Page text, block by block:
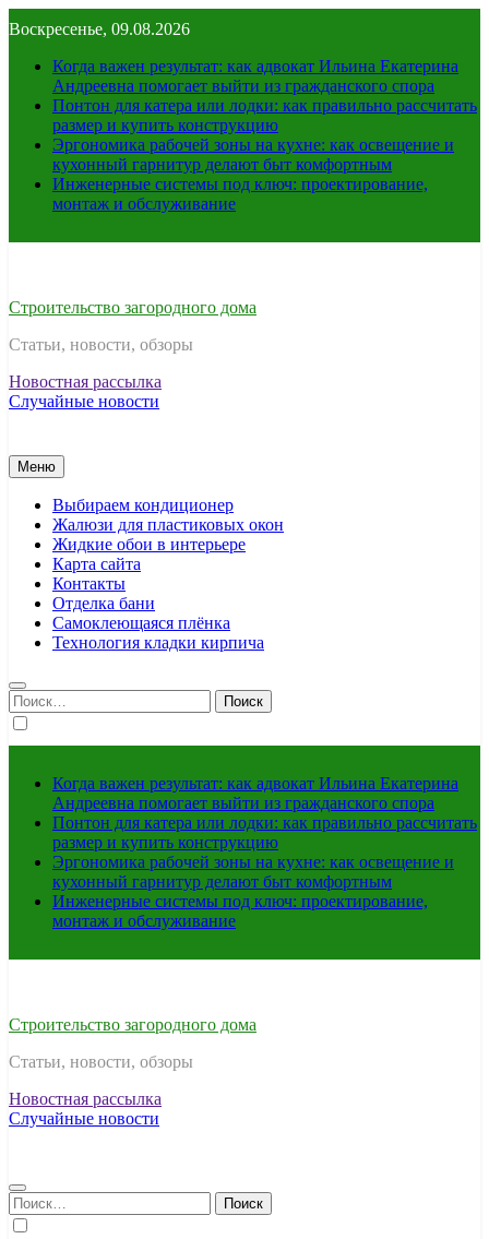
к
содержимому
Воскресенье, 09.08.2026
Когда важен результат: как адвокат Ильина Екатерина
Андреевна помогает выйти из гражданского спора
Понтон для катера или лодки: как правильно рассчитать
размер и купить конструкцию
Эргономика рабочей зоны на кухне: как освещение и
кухонный гарнитур делают быт комфортным
Инженерные системы под ключ: проектирование,
монтаж и обслуживание
Строительство загородного дома
Статьи, новости, обзоры
Новостная рассылка
Случайные новости
Меню
Выбираем кондиционер
Жалюзи для пластиковых окон
Жидкие обои в интерьере
Карта сайта
Контакты
Отделка бани
Самоклеющаяся плёнка
Технология кладки кирпича
Найти:
Когда важен результат: как адвокат Ильина Екатерина
Андреевна помогает выйти из гражданского спора
Понтон для катера или лодки: как правильно рассчитать
размер и купить конструкцию
Эргономика рабочей зоны на кухне: как освещение и
кухонный гарнитур делают быт комфортным
Инженерные системы под ключ: проектирование,
монтаж и обслуживание
Строительство загородного дома
Статьи, новости, обзоры
Новостная рассылка
Случайные новости
Найти: